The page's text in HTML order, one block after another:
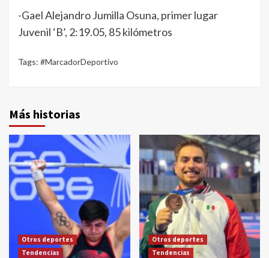
-Gael Alejandro Jumilla Osuna, primer lugar
Juvenil ‘B’, 2:19.05, 85 kilómetros
Tags: #MarcadorDeportivo
Más historias
Otros deportes
Tendencias
Otros deportes
Tendencias